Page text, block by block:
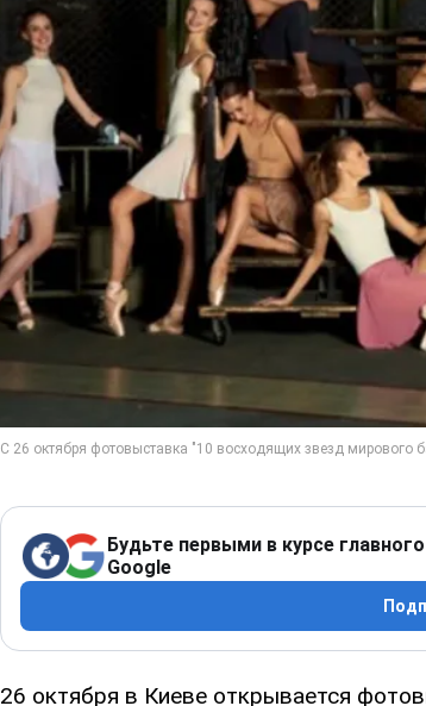
Будьте первыми в курсе
Google
26 октября в Киеве открывается